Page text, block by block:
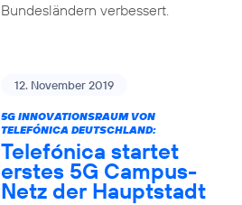
Bundesländern verbessert.
12. November 2019
5G INNOVATIONSRAUM VON
TELEFÓNICA DEUTSCHLAND:
Telefónica startet
erstes 5G Campus-
Netz der Hauptstadt